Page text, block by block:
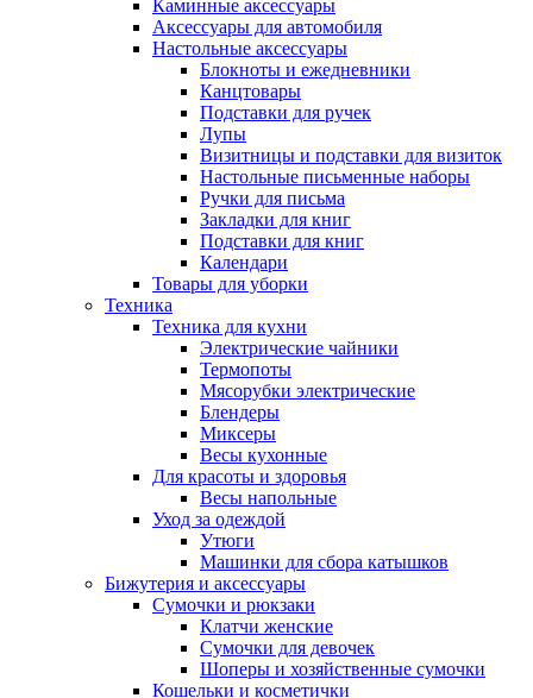
Каминные аксессуары
Аксессуары для автомобиля
Настольные аксессуары
Блокноты и ежедневники
Канцтовары
Подставки для ручек
Лупы
Визитницы и подставки для визиток
Настольные письменные наборы
Ручки для письма
Закладки для книг
Подставки для книг
Календари
Товары для уборки
Техника
Техника для кухни
Электрические чайники
Термопоты
Мясорубки электрические
Блендеры
Миксеры
Весы кухонные
Для красоты и здоровья
Весы напольные
Уход за одеждой
Утюги
Машинки для сбора катышков
Бижутерия и аксессуары
Сумочки и рюкзаки
Клатчи женские
Сумочки для девочек
Шоперы и хозяйственные сумочки
Кошельки и косметички